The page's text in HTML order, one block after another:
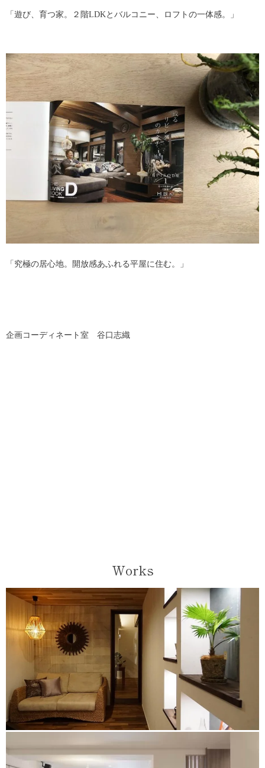
「遊び、育つ家。２階LDKとバルコニー、ロフトの一体感。」
「究極の居心地。開放感あふれる平屋に住む。」
企画コーディネート室 谷口志織
Works